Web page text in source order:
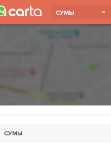
СУМЫ
СУМЫ